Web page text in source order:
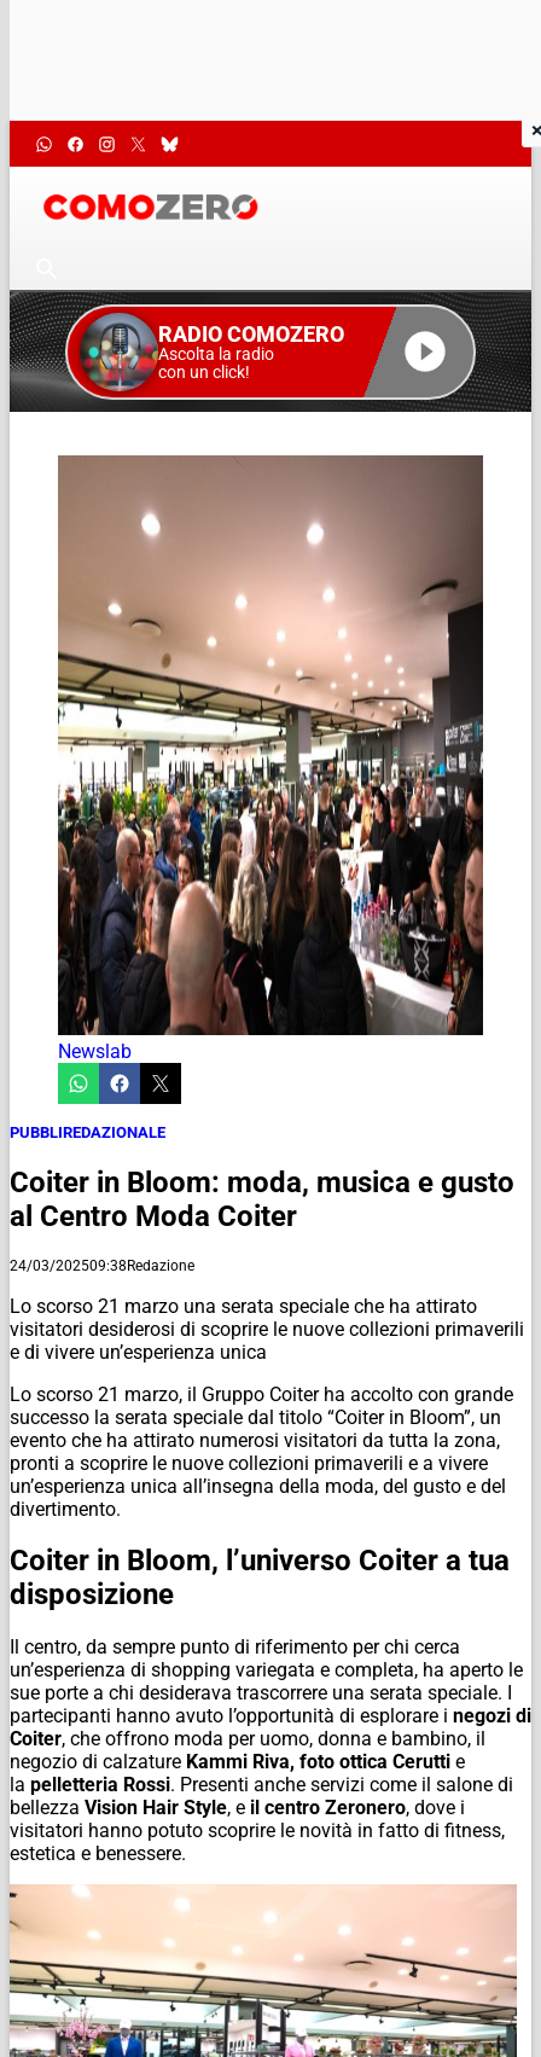
RADIO COMOZERO
Ascolta la radio
con un click!
Newslab
PUBBLIREDAZIONALE
Coiter in Bloom: moda, musica e gusto
al Centro Moda Coiter
24/03/202509:38Redazione
Lo scorso 21 marzo una serata speciale che ha attirato
visitatori desiderosi di scoprire le nuove collezioni primaverili
e di vivere un’esperienza unica
Lo scorso 21 marzo, il Gruppo Coiter ha accolto con grande
successo la serata speciale dal titolo “Coiter in Bloom”, un
evento che ha attirato numerosi visitatori da tutta la zona,
pronti a scoprire le nuove collezioni primaverili e a vivere
un’esperienza unica all’insegna della moda, del gusto e del
divertimento.
Coiter in Bloom, l’universo Coiter a tua
disposizione
Il centro, da sempre punto di riferimento per chi cerca
un’esperienza di shopping variegata e completa, ha aperto le
sue porte a chi desiderava trascorrere una serata speciale. I
partecipanti hanno avuto l’opportunità di esplorare i negozi di
Coiter, che offrono moda per uomo, donna e bambino, il
negozio di calzature Kammi Riva, foto ottica Cerutti e
la pelletteria Rossi. Presenti anche servizi come il salone di
bellezza Vision Hair Style, e il centro Zeronero, dove i
visitatori hanno potuto scoprire le novità in fatto di fitness,
estetica e benessere.